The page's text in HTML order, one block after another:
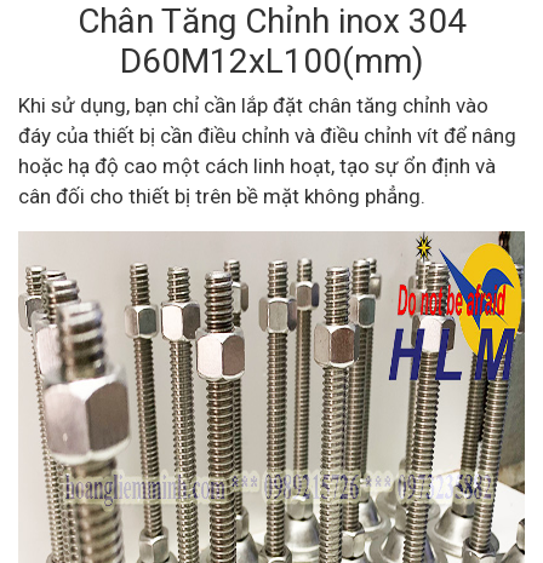
Chân Tăng Chỉnh inox 304
D60M12xL100(mm)
Khi sử dụng, bạn chỉ cần lắp đặt chân tăng chỉnh vào
đáy của thiết bị cần điều chỉnh và điều chỉnh vít để nâng
hoặc hạ độ cao một cách linh hoạt, tạo sự ổn định và
cân đối cho thiết bị trên bề mặt không phẳng.